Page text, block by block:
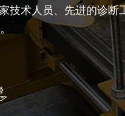
技术人员、先进的诊断